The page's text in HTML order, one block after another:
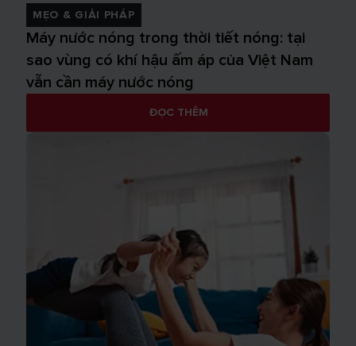
MẸO & GIẢI PHÁP
Máy nước nóng trong thời tiết nóng: tại
sao vùng có khí hậu ấm áp của Việt Nam
vẫn cần máy nước nóng
ĐỌC THÊM